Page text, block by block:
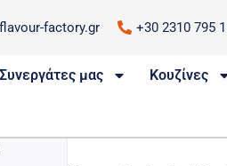
factory.gr +30 2310 795
μας Κουζίνες